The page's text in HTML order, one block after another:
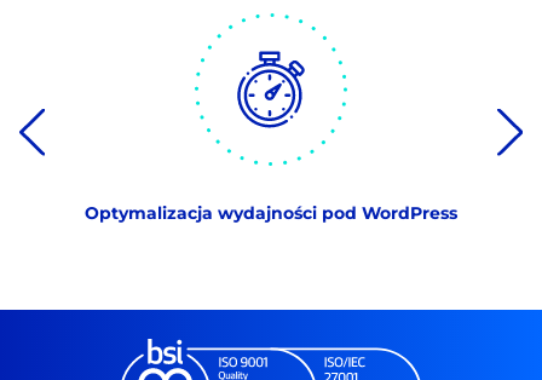
Optymalizacja wydajności pod WordPress